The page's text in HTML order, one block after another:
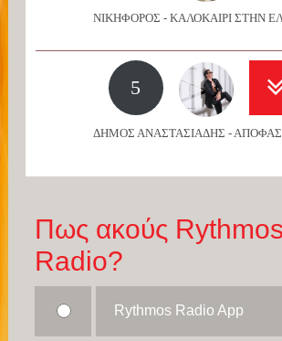
ΝΙΚΗΦΟΡΟΣ - ΚΑΛΟΚΑΙΡΙ ΣΤΗΝ
5
ΔΗΜΟΣ ΑΝΑΣΤΑΣΙΑΔΗΣ -
Πως ακούς Rythmos
Radio?
Rythmos Radio App